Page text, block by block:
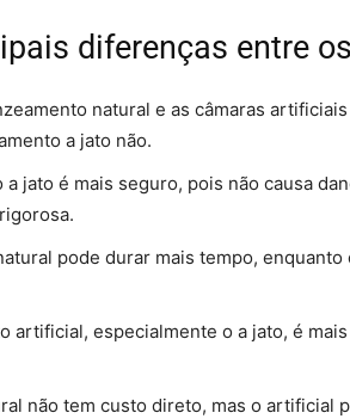
diferenças entre
natural e as câmaras
a jato não.
a jato é mais seguro, pois não causa
pode durar mais tempo,
artificial, especialmente o a jato, é
não tem custo direto, mas o artificial